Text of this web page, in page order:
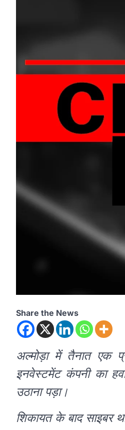
Share the News
अल्मोड़ा में तैनात एक
इनवेस्टमेंट कंपनी का
उठाना पड़ा।
शिकायत के बाद साइबर